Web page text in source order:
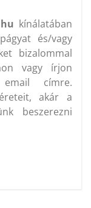
kínálatában
és/vagy
bizalommal
vagy írjon
címre.
akár a
beszerezni